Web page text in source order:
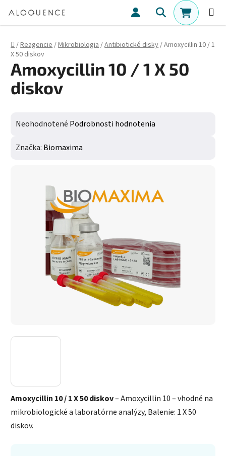
Hľadať
Domov
/Reagencie/Mikrobiologia/Antibiotické disky/Amoxycillin 10 / 1
X 50 diskov
Amoxycillin 10 / 1 X 50 diskov– Amoxycillin 10 – vhodné na
mikrobiologické a laboratórne analýzy, Balenie: 1 X 50
diskov.
Amoxycillin 10 / 1 X 50
diskov
Priemerné hodnotenie produktu je 0,0 z 5 hviezdičiek.
Neohodnotené Podrobnosti hodnotenia
Značka: Biomaxima